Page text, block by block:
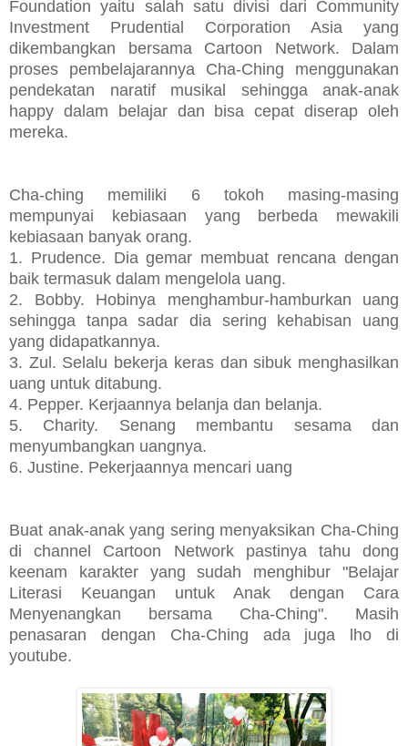
Foundation yaitu salah satu divisi dari Community
Investment Prudential Corporation Asia yang
dikembangkan bersama Cartoon Network. Dalam
proses pembelajarannya Cha-Ching menggunakan
pendekatan naratif musikal sehingga anak-anak
happy dalam belajar dan bisa cepat diserap oleh
mereka.
Cha-ching memiliki 6 tokoh masing-masing
mempunyai kebiasaan yang berbeda mewakili
kebiasaan banyak orang.
1. Prudence. Dia gemar membuat rencana dengan
baik termasuk dalam mengelola uang.
2. Bobby. Hobinya menghambur-hamburkan uang
sehingga tanpa sadar dia sering kehabisan uang
yang didapatkannya.
3. Zul. Selalu bekerja keras dan sibuk menghasilkan
uang untuk ditabung.
4. Pepper. Kerjaannya belanja dan belanja.
5. Charity. Senang membantu sesama dan
menyumbangkan uangnya.
6. Justine. Pekerjaannya mencari uang
Buat anak-anak yang sering menyaksikan Cha-Ching
di channel Cartoon Network pastinya tahu dong
keenam karakter yang sudah menghibur "Belajar
Literasi Keuangan untuk Anak dengan Cara
Menyenangkan bersama Cha-Ching". Masih
penasaran dengan Cha-Ching ada juga lho di
youtube.